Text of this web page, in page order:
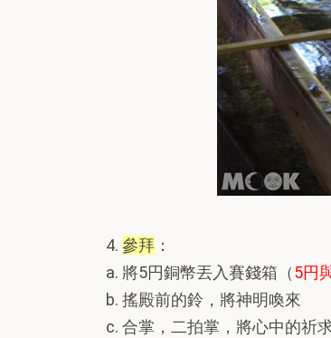
4. 參拜 ：
a. 將5円銅幣丟入賽錢箱（5円
b. 搖殿前的鈴，將神明喚來
c. 合掌，二拍掌，將心中的祈